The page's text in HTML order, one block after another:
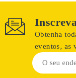
Obtenha
eventos, as